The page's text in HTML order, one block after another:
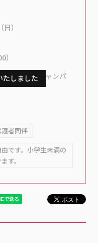
日）
）
谷大学東側キャンパ
者同伴
です。小学生未満の
す。